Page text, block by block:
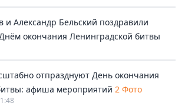
и Александр Бельский поздравили
окончания Ленинградской битвы
отпразднуют День окончания
афиша мероприятий 2 Фото